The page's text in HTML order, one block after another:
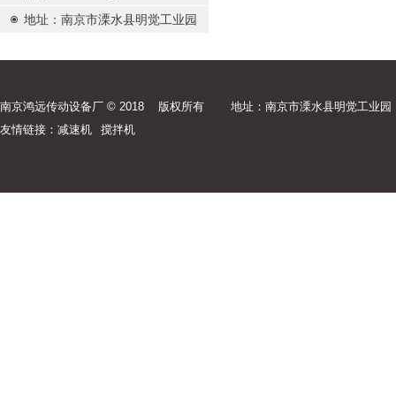
地址：南京市溧水县明觉工业园
南京鸿远传动设备厂 © 2018 版权所有
地址：南京市溧水县明觉工业园
友情链接： 减速机 搅拌机